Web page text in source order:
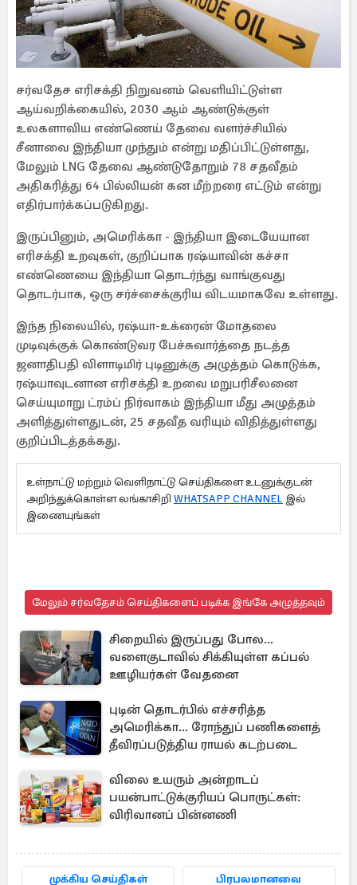
சர்வதேச எரிசக்தி நிறுவனம் வெளியிட்டுள்ள
ஆய்வறிக்கையில், 2030 ஆம் ஆண்டுக்குள்
உலகளாவிய எண்ணெய் தேவை வளர்ச்சியில்
சீனாவை இந்தியா முந்தும் என்று மதிப்பிட்டுள்ளது,
மேலும் LNG தேவை ஆண்டுதோறும் 78 சதவீதம்
அதிகரித்து 64 பில்லியன் கன மீற்றரை எட்டும் என்று
எதிர்பார்க்கப்படுகிறது.
இருப்பினும், அமெரிக்கா - இந்தியா இடையேயான
எரிசக்தி உறவுகள், குறிப்பாக ரஷ்யாவின் கச்சா
எண்ணெயை இந்தியா தொடர்ந்து வாங்குவது
தொடர்பாக, ஒரு சர்ச்சைக்குரிய விடயமாகவே உள்ளது.
இந்த நிலையில், ரஷ்யா-உக்ரைன் மோதலை
முடிவுக்குக் கொண்டுவர பேச்சுவார்த்தை நடத்த
ஜனாதிபதி விளாடிமிர் புடினுக்கு அழுத்தம் கொடுக்க,
ரஷ்யாவுடனான எரிசக்தி உறவை மறுபரிசீலனை
செய்யுமாறு ட்ரம்ப் நிர்வாகம் இந்தியா மீது அழுத்தம்
அளித்துள்ளதுடன், 25 சதவீத வரியும் விதித்துள்ளது
குறிப்பிடத்தக்கது.
உள்நாட்டு மற்றும் வெளிநாட்டு செய்திகளை உடனுக்குடன்
அறிந்துக்கொள்ள லங்காசிறி WHATSAPP CHANNEL இல்
இணையுங்கள்
மேலும் சர்வதேசம் செய்திகளைப் படிக்க இங்கே அழுத்தவும்
சிறையில் இருப்பது போல...
வளைகுடாவில் சிக்கியுள்ள கப்பல்
ஊழியர்கள் வேதனை
புடின் தொடர்பில் எச்சரித்த
அமெரிக்கா... ரோந்துப் பணிகளைத்
தீவிரப்படுத்திய ராயல் கடற்படை
விலை உயரும் அன்றாடப்
பயன்பாட்டுக்குரியப் பொருட்கள்:
விரிவானப் பின்னணி
முக்கிய செய்திகள் பிரபலமானவை